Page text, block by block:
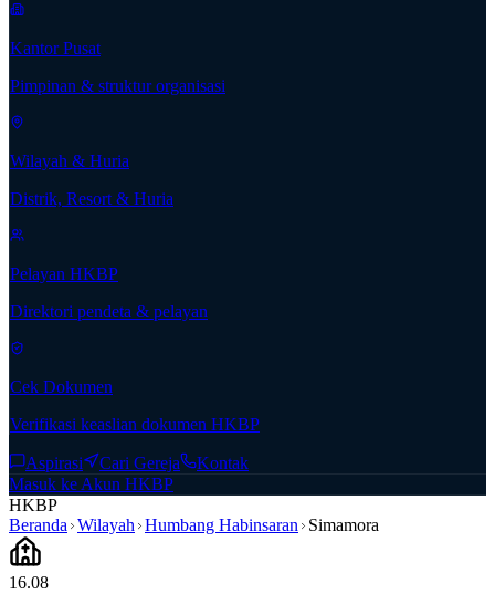
Kantor Pusat
Pimpinan & struktur organisasi
Wilayah & Huria
Distrik, Resort & Huria
Pelayan HKBP
Direktori pendeta & pelayan
Cek Dokumen
Verifikasi keaslian dokumen HKBP
Aspirasi Cari Gereja
Kontak
Masuk ke Akun HKBP
HKBP
Beranda Wilayah Humbang Habinsaran Simamora
16.08